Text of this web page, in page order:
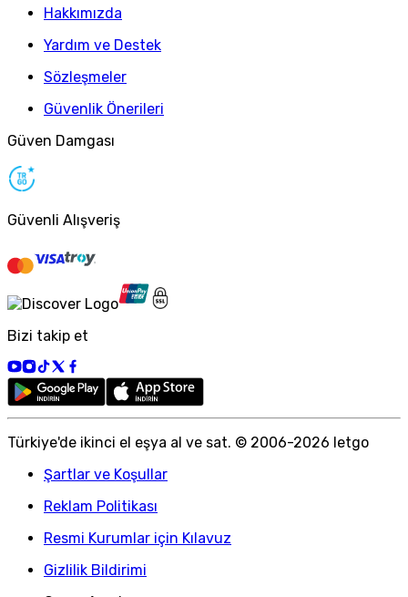
Hakkımızda
Yardım ve Destek
Sözleşmeler
Güvenlik Önerileri
Güven Damgası
Güvenli Alışveriş
Bizi takip et
Türkiye'de ikinci el eşya al ve sat. © 2006-2026 letgo
Şartlar ve Koşullar
Reklam Politikası
Resmi Kurumlar için Kılavuz
Gizlilik Bildirimi